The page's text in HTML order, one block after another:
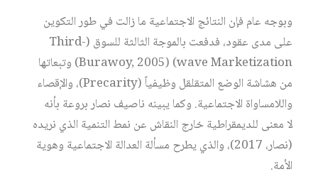
وبوجه عام فإن النتائج الاجتماعية ما زالت في طور التكوين
على مدى عقود، فدفعت بالموجة الثالثة للسوق (Third-
wave Marketization) (Burawoy, 2005) وتبعاتها
من هشاشة الوضع المتقلقل وظيفياً (Precarity)، والإقصاء
واللامساواة الاجتماعية. وكما يبينه ناصيف نصار بروعة بأنه
لا معنى للديمقراطية خارج النقاش عن نمط التنمية الذي نريده
(نصار، 2017)، والذي يطرح مسألة العدالة الاجتماعية وهوية
الأمة.